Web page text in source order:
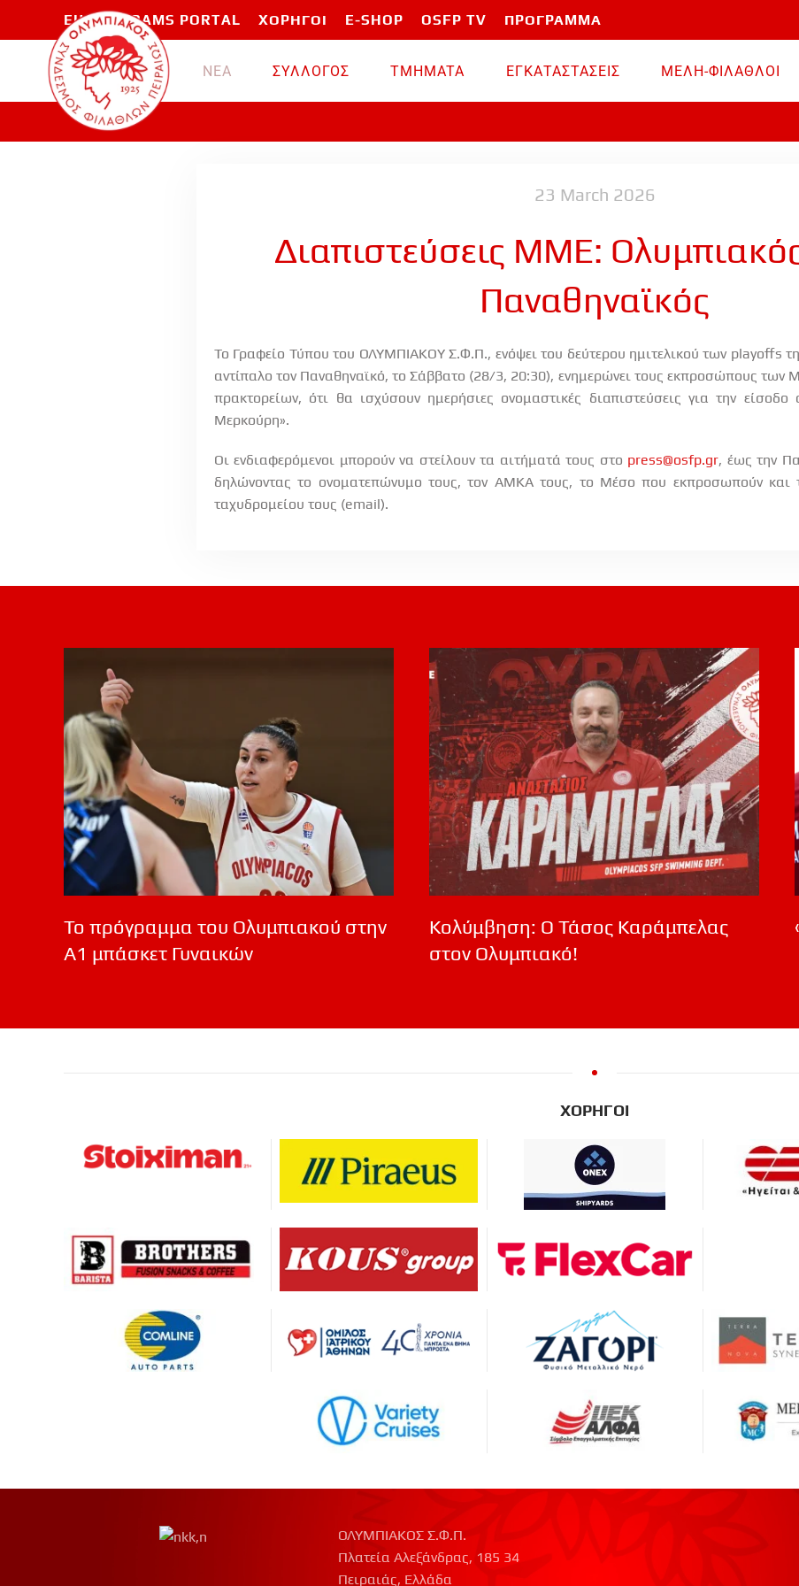
Skip to main content
EU PROGRAMS PORTAL ΧΟΡΗΓΟΙ E-SHOP OSFP TV ΠΡΟΓΡΑΜΜΑ
ΝΕΑ ΣΥΛΛΟΓΟΣ TMHMATA ΕΓΚΑΤΑΣΤΑΣΕΙΣ ΜΕΛΗ-ΦΙΛΑΘΛΟΙ
23 March 2026
Διαπιστεύσεις ΜΜΕ:
Παναθηναϊκός
Το Γραφείο Τύπου του ΟΛΥΜΠΙΑΚΟΥ Σ.Φ.Π., ενόψει του δεύτερου ημιτελικού των playoffs
αντίπαλο τον Παναθηναϊκό, το Σάββατο (28/3, 20:30), ενημερώνει τους εκπροσώπους
πρακτορείων, ότι θα ισχύσουν ημερήσιες ονομαστικές διαπιστεύσεις για την
Μερκούρη».
Οι ενδιαφερόμενοι μπορούν να στείλουν τα αιτήματά τους στο press@osfp.gr, έως την
δηλώνοντας το ονοματεπώνυμο τους, τον ΑΜΚΑ τους, το Μέσο που εκπροσωπούν και
ταχυδρομείου τους (email).
Το πρόγραμμα του Ολυμπιακού στην
Α1 μπάσκετ Γυναικών
Κολύμβηση: Ο Τάσος Καράμπελας
στον Ολυμπιακό!
ΧΟΡΗΓΟΙ
ΟΛΥΜΠΙΑΚΟΣ Σ.Φ.Π.
Πλατεία Αλεξάνδρας, 185 34
Πειραιάς, Ελλάδα